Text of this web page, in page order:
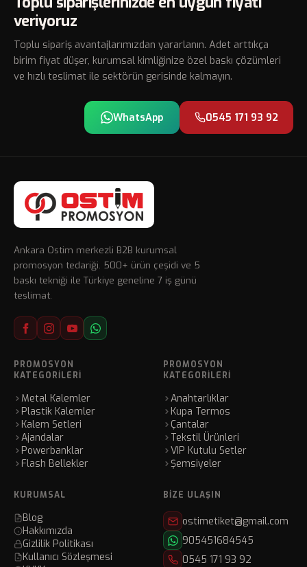
veriyoruz
Toplu sipariş avantajlarımızdan yararlanın. Adet arttıkça
birim fiyat düşer, kurumsal kimliğinize özel baskı çözümleri
ve hızlı teslimat ile sektörün gerisinde kalmayın.
WhatsApp 0545 171 93 92
Ankara Ostim merkezli B2B kurumsal
promosyon tedariği. 500+ ürün çeşidi ve 5
baskı tekniği ile Türkiye geneline 7 iş günü
teslimat.
PROMOSYON
KATEGORILERI
Metal Kalemler
Plastik Kalemler
Kalem Setleri
Ajandalar
Powerbanklar
Flash Bellekler
PROMOSYON
KATEGORILERI
Anahtarlıklar
Kupa Termos
Çantalar
Tekstil Ürünleri
VIP Kutulu Setler
Şemsiyeler
KURUMSAL
Blog
Hakkımızda
Gizlilik Politikası
Kullanıcı Sözleşmesi
BIZE ULAŞIN
ostimetiket@gmail.com
905451684545
0545 171 93 92